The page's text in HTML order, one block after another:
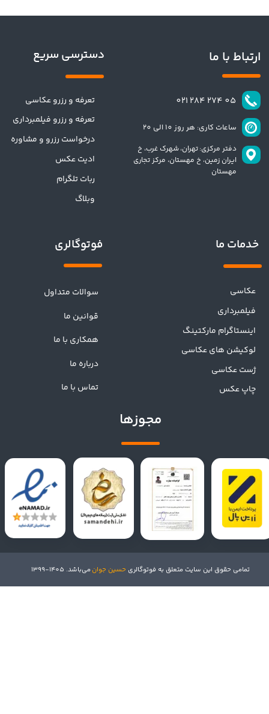
تمامی حقوق این سایت متعلق به فوتوگالری حسین جوانمی‌باشد. 1405-1399
ارتباط با ما
ساعات کاری: هر روز 10 الی 20
​​05 274 284 021​​​​​​​
دفتر مرکزی: تهران،شهرک غرب، خ
ایران زمین، خ مهستان، مرکز تجاری
مهستان
عکاسی
فیلمبرداری
اینستاگرام مارکتینگ
لوکیشن های عکاسی
ژست عکاسی
چاپ عکس
خدمات ما
دسترسی سریع
تعرفه و رزرو عکاسی
تعرفه و رزرو فیلمبرداری
درخواست رزرو و مشاوره
ادیت عکس
ربات تلگرام
وبلاگ
سوالات متداول
قوانین ما
همکاری با ما
درباره ما
تماس با ما
فوتوگالری
مجوزها